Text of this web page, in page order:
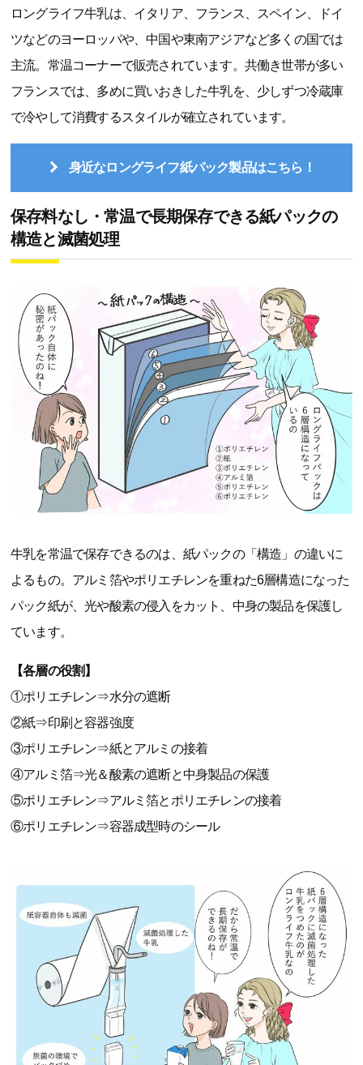
ロングライフ牛乳は、イタリア、フランス、スペイン、ドイ
ツなどのヨーロッパや、中国や東南アジアなど多くの国では
主流。常温コーナーで販売されています。共働き世帯が多い
フランスでは、多めに買いおきした牛乳を、少しずつ冷蔵庫
で冷やして消費するスタイルが確立されています。
身近なロングライフ紙パック製品はこちら！
保存料なし・常温で長期保存できる紙パックの
構造と滅菌処理
牛乳を常温で保存できるのは、紙パックの「構造」の違いに
よるもの。アルミ箔やポリエチレンを重ねた6層構造になった
パック紙が、光や酸素の侵入をカット、中身の製品を保護し
ています。
【各層の役割】
①ポリエチレン⇒水分の遮断
②紙⇒印刷と容器強度
③ポリエチレン⇒紙とアルミの接着
④アルミ箔⇒光＆酸素の遮断と中身製品の保護
⑤ポリエチレン⇒アルミ箔とポリエチレンの接着
⑥ポリエチレン⇒容器成型時のシール